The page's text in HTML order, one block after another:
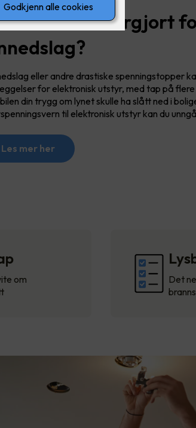
elbilen din klargjort
eller andre drastiske spenningstopper
for elektronisk utstyr, med tap på
din trygg om lynet skulle ha slått ned i
til elektronisk utstyr kan du
Les mer her
om
Det